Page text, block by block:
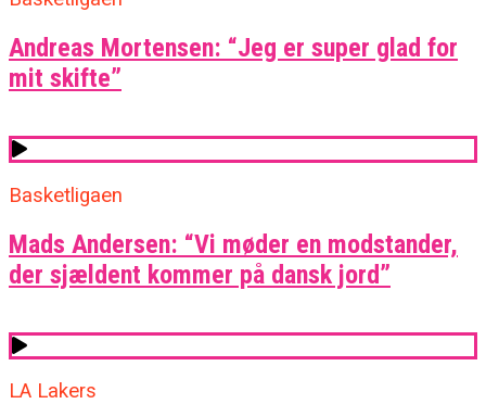
Andreas Mortensen: “Jeg er super glad for
mit skifte”
Basketligaen
Mads Andersen: “Vi møder en modstander,
der sjældent kommer på dansk jord”
LA Lakers